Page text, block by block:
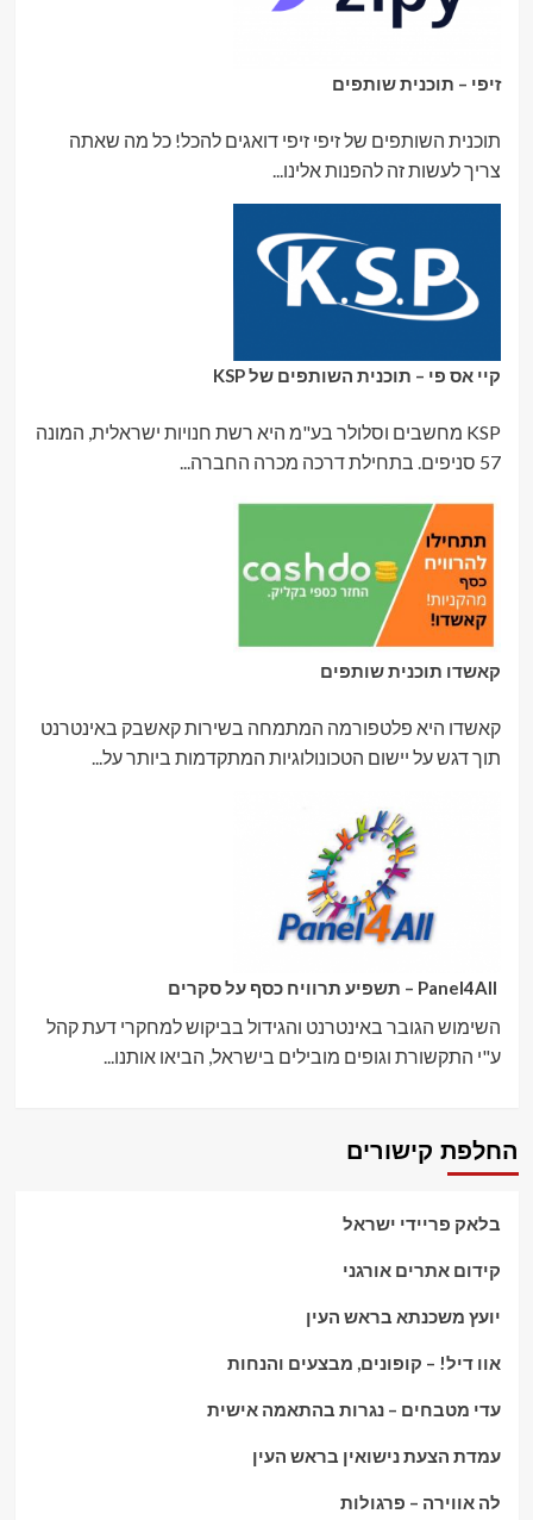
זיפי – תוכנית שותפים
תוכנית השותפים של זיפי זיפי דואגים להכל! כל מה שאתה
צריך לעשות זה להפנות אלינו...
קיי אס פי – תוכנית השותפים של KSP
KSP מחשבים וסלולר בע"מ היא רשת חנויות ישראלית, המונה
57 סניפים. בתחילת דרכה מכרה החברה...
קאשדו תוכנית שותפים
קאשדו היא פלטפורמה המתמחה בשירות קאשבק באינטרנט
תוך דגש על יישום הטכונולוגיות המתקדמות ביותר על...
השימוש הגובר באינטרנט והגידול בביקוש למחקרי דעת קהל
ע"י התקשורת וגופים מובילים בישראל, הביאו אותנו...
החלפת קישורים
בלאק פריידי ישראל
קידום אתרים אורגני
יועץ משכנתא בראש העין
אוו דיל! – קופונים, מבצעים והנחות
עדי מטבחים – נגרות בהתאמה אישית
עמדת הצעת נישואין בראש העין
לה אווירה – פרגולות